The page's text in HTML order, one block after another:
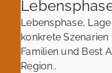
Lebensphase,
konkrete
Familien und Best
Region..